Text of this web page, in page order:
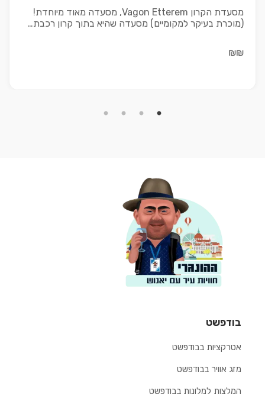
מסעדת הקרון Vagon Etterem, מסעדה מאוד מיוחדת!
(מוכרת בעיקר למקומיים) מסעדה שהיא בתוך קרון רכבת…
₪₪
בודפשט
אטרקציות בבודפשט
מזג אוויר בבודפשט
המלצות למלונות בבודפשט